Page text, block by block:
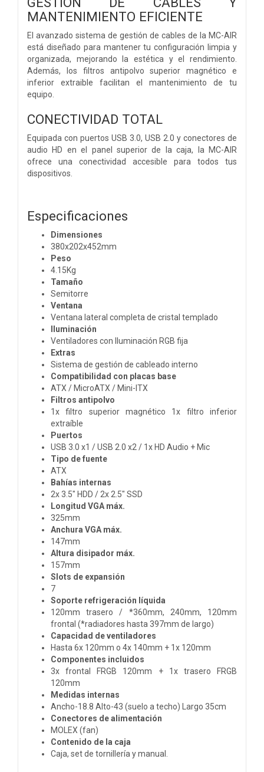
MANTENIMIENTO EFICIENTE
El avanzado sistema de gestión de cables de la MC-AIR
está diseñado para mantener tu configuración limpia y
organizada, mejorando la estética y el rendimiento.
Además, los filtros antipolvo superior magnético e
inferior extraible facilitan el mantenimiento de tu
equipo.
CONECTIVIDAD TOTAL
Equipada con puertos USB 3.0, USB 2.0 y conectores de
audio HD en el panel superior de la caja, la MC-AIR
ofrece una conectividad accesible para todos tus
dispositivos.
Especificaciones
Dimensiones
380x202x452mm
Peso
4.15Kg
Tamaño
Semitorre
Ventana
Ventana lateral completa de cristal templado
Iluminación
Ventiladores con Iluminación RGB fija
Extras
Sistema de gestión de cableado interno
Compatibilidad con placas base
ATX / MicroATX / Mini-ITX
Filtros antipolvo
1x filtro superior magnético 1x filtro inferior
extraíble
Puertos
USB 3.0 x1 / USB 2.0 x2 / 1x HD Audio + Mic
Tipo de fuente
ATX
Bahías internas
2x 3.5" HDD / 2x 2.5" SSD
Longitud VGA máx.
325mm
Anchura VGA máx.
147mm
Altura disipador máx.
157mm
Slots de expansión
7
Soporte refrigeración líquida
120mm trasero / *360mm, 240mm, 120mm
frontal (*radiadores hasta 397mm de largo)
Capacidad de ventiladores
Hasta 6x 120mm o 4x 140mm + 1x 120mm
Componentes incluidos
3x frontal FRGB 120mm + 1x trasero FRGB
120mm
Medidas internas
Ancho-18.8 Alto-43 (suelo a techo) Largo 35cm
Conectores de alimentación
MOLEX (fan)
Contenido de la caja
Caja, set de tornillería y manual.